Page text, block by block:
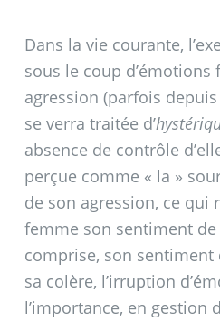
Dans la vie courante,
sous le coup d’émotions
agression (parfois
se verra traitée d’
absence de contrôle
perçue comme « la »
de son agression, ce qui
femme son sentiment de
comprise, son sentiment
sa colère, l’irruption
l’importance, en gestion